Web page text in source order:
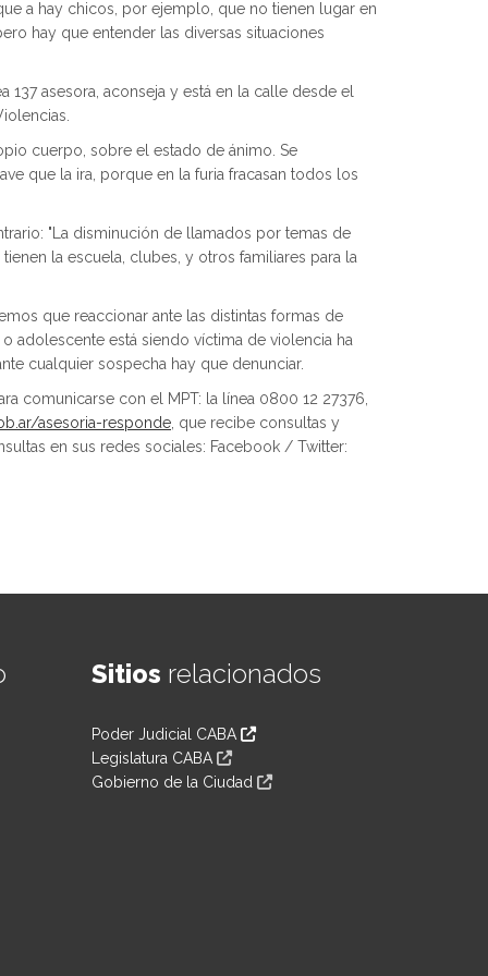
a hay chicos, por ejemplo, que no tienen lugar en
hay que entender las diversas situaciones
asesora, aconseja y está en la calle desde el
cuerpo, sobre el estado de ánimo. Se
que la ira, porque en la furia fracasan todos los
"La disminución de llamados por temas de
la escuela, clubes, y otros familiares para la
que reaccionar ante las distintas formas de
adolescente está siendo víctima de violencia ha
cualquier sospecha hay que denunciar.
comunicarse con el MPT: la línea 0800 12 27376,
asesoria-responde , que recibe consultas y
en sus redes sociales: Facebook / Twitter:
Sitios relacionados
Poder Judicial CABA
Legislatura CABA
Gobierno de la Ciudad